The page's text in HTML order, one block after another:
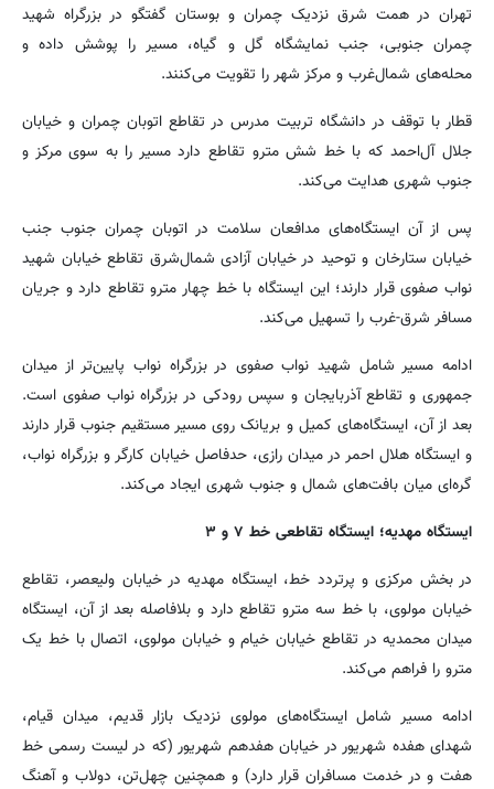
تهران در همت شرق نزدیک چمران و بوستان گفتگو در بزرگراه شهید
چمران جنوبی، جنب نمایشگاه گل و گیاه، مسیر را پوشش داده و
محله‌های شمال‌غرب و مرکز شهر را تقویت می‌کنند.
قطار با توقف در دانشگاه تربیت مدرس در تقاطع اتوبان چمران و خیابان
جلال آل‌احمد که با خط شش مترو تقاطع دارد مسیر را به سوی مرکز و
جنوب شهری هدایت می‌کند.
پس از آن ایستگاه‌های مدافعان سلامت در اتوبان چمران جنوب جنب
خیابان ستارخان و توحید در خیابان آزادی شمال‌شرق تقاطع خیابان شهید
نواب صفوی قرار دارند؛ این ایستگاه با خط چهار مترو تقاطع دارد و جریان
مسافر شرق-غرب را تسهیل می‌کند.
ادامه مسیر شامل شهید نواب صفوی در بزرگراه نواب پایین‌تر از میدان
جمهوری و تقاطع آذربایجان و سپس رودکی در بزرگراه نواب صفوی است.
بعد از آن، ایستگاه‌های کمیل و بریانک روی مسیر مستقیم جنوب قرار دارند
و ایستگاه هلال احمر در میدان رازی، حدفاصل خیابان کارگر و بزرگراه نواب،
گره‌ای میان بافت‌های شمال و جنوب شهری ایجاد می‌کند.
ایستگاه مهدیه؛ ایستگاه تقاطعی خط ۷ و ۳
در بخش مرکزی و پرتردد خط، ایستگاه مهدیه در خیابان ولیعصر، تقاطع
خیابان مولوی، با خط سه مترو تقاطع دارد و بلافاصله بعد از آن، ایستگاه
میدان محمدیه در تقاطع خیابان خیام و خیابان مولوی، اتصال با خط یک
مترو را فراهم می‌کند.
ادامه مسیر شامل ایستگاه‌های مولوی نزدیک بازار قدیم، میدان قیام،
شهدای هفده شهریور در خیابان هفدهم شهریور (که در لیست رسمی خط
هفت و در خدمت مسافران قرار دارد) و همچنین چهل‌تن، دولاب و آهنگ